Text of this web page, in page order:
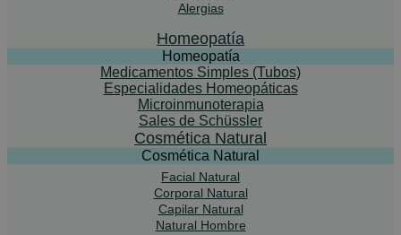
Alergias
Homeopatía
Homeopatía
Medicamentos Simples (Tubos)
Especialidades Homeopáticas
Microinmunoterapia
Sales de Schüssler
Cosmética Natural
Cosmética Natural
Facial Natural
Corporal Natural
Capilar Natural
Natural Hombre